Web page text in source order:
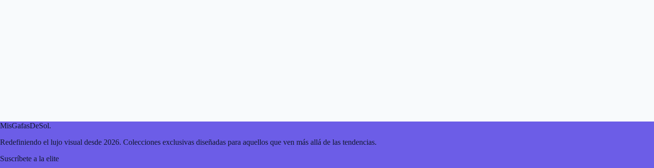
MisGafasDeSol.
Redefiniendo el lujo visual desde 2026. Colecciones exclusivas diseñadas para aquellos que ven más allá de las tendencias.
Suscríbete a la elite